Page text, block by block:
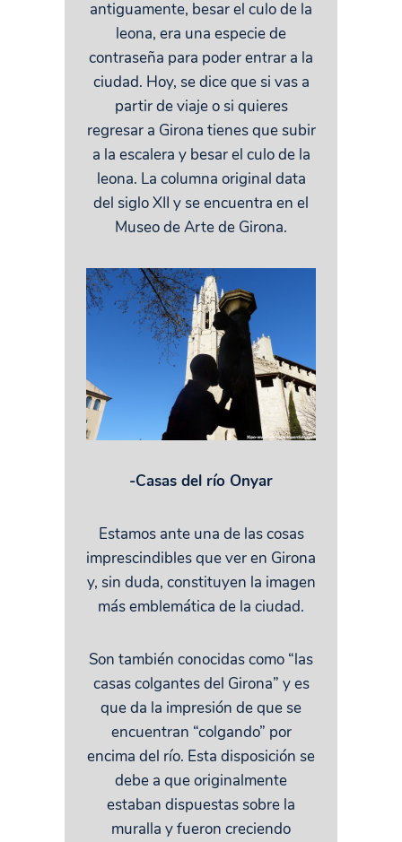
antiguamente, besar el culo de la
leona, era una especie de
contraseña para poder entrar a la
ciudad. Hoy, se dice que si vas a
partir de viaje o si quieres
regresar a Girona tienes que subir
a la escalera y besar el culo de la
leona. La columna original data
del siglo XII y se encuentra en el
Museo de Arte de Girona.
-Casas del río Onyar
Estamos ante una de las cosas
imprescindibles que ver en Girona
y, sin duda, constituyen la imagen
más emblemática de la ciudad.
Son también conocidas como “las
casas colgantes del Girona” y es
que da la impresión de que se
encuentran “colgando” por
encima del río. Esta disposición se
debe a que originalmente
estaban dispuestas sobre la
muralla y fueron creciendo